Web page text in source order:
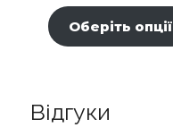
Оберіть опції
Відгуки